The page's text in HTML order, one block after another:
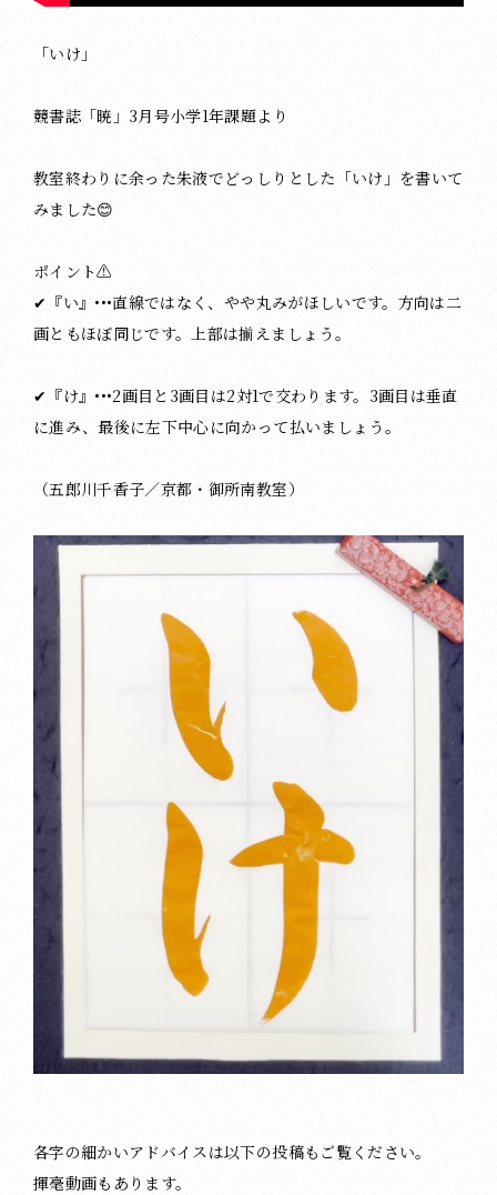
「いけ」
競書誌「暁」3月号小学1年課題より
教室終わりに余った朱液でどっしりとした「いけ」を書いて
みました😊
ポイント⚠️
✔︎『い』•••直線ではなく、やや丸みがほしいです。方向は二
画ともほぼ同じです。上部は揃えましょう。
✔︎『け』•••2画目と3画目は2対1で交わります。3画目は垂直
に進み、最後に左下中心に向かって払いましょう。
（五郎川千香子／京都・御所南教室）
各字の細かいアドバイスは以下の投稿もご覧ください。
揮毫動画もあります。